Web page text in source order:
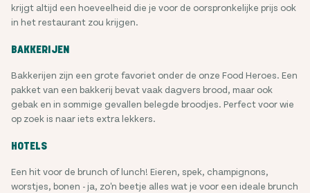
krijgt altijd een hoeveelheid die je voor de oorspronkelijke prijs ook
in het restaurant zou krijgen.
BAKKERIJEN
Bakkerijen zijn een grote favoriet onder de onze Food Heroes. Een
pakket van een bakkerij bevat vaak dagvers brood, maar ook
gebak en in sommige gevallen belegde broodjes. Perfect voor wie
op zoek is naar iets extra lekkers.
HOTELS
Een hit voor de brunch of lunch! Eieren, spek, champignons,
worstjes, bonen - ja, zo'n beetje alles wat je voor een ideale brunch